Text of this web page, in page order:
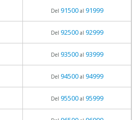
Del 91500al 91999
Del 92500al 92999
Del 93500al 93999
Del 94500al 94999
Del 95500al 95999